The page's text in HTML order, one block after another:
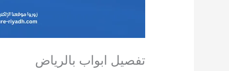
تفصيل ابواب بالرياض